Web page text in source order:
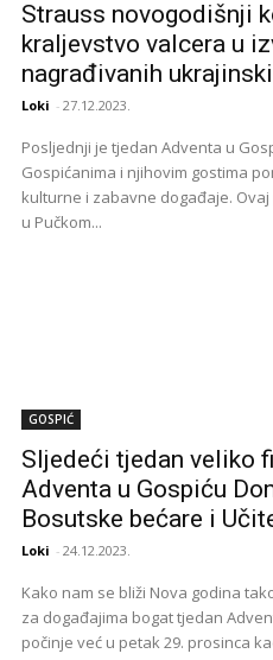
Strauss novogodišnji
kraljevstvo valcera u
nagrađivanih
Loki - 27.12.2023.
Posljednji je tjedan Adventa u
Gospićanima i njihovim gostima
kulturne i zabavne događaje. Ovaj
u Pučkom...
GOSPIĆ
Sljedeći tjedan veliko
Adventa u Gospiću
Bosutske bećare i
Loki - 24.12.2023.
Kako nam se bliži Nova godina
za događajima bogat tjedan
počinje već u petak 29. prosinca